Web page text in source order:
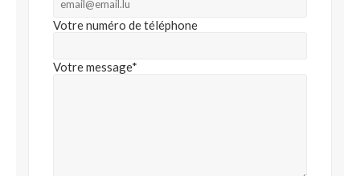
Votre numéro de téléphone
Votre message*